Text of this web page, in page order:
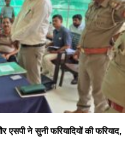
एसपी ने सुनी फरियादियों की फरियाद,